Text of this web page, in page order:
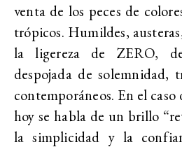
venta de los peces de
trópicos. Humildes,
la ligereza de ZERO,
despojada de solemnidad,
contemporáneos. En el caso
hoy se habla de un brillo
la simplicidad y la